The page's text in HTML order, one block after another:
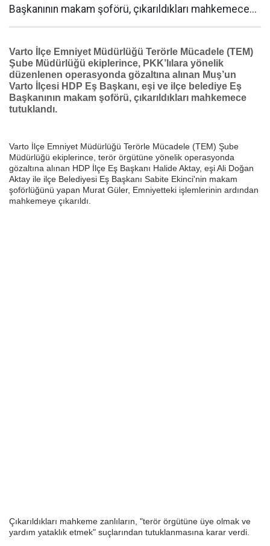
Başkanının makam şoförü, çıkarıldıkları mahkemece...
Varto İlçe Emniyet Müdürlüğü Terörle Mücadele (TEM)
Şube Müdürlüğü ekiplerince, PKK’lılara yönelik
düzenlenen operasyonda gözaltına alınan Muş’un
Varto İlçesi HDP Eş Başkanı, eşi ve ilçe belediye Eş
Başkanının makam şoförü, çıkarıldıkları mahkemece
tutuklandı.
Varto İlçe Emniyet Müdürlüğü Terörle Mücadele (TEM) Şube
Müdürlüğü ekiplerince, terör örgütüne yönelik operasyonda
gözaltına alınan HDP İlçe Eş Başkanı Halide Aktay, eşi Ali Doğan
Aktay ile ilçe Belediyesi Eş Başkanı Sabite Ekinci'nin makam
şoförlüğünü yapan Murat Güler, Emniyetteki işlemlerinin ardından
mahkemeye çıkarıldı.
Çıkarıldıkları mahkeme zanlıların, "terör örgütüne üye olmak ve
yardım yataklık etmek" suçlarından tutuklanmasına karar verdi.